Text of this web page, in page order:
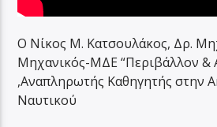
Ο Νίκος Μ. Κατσουλάκος, Δρ.
Μηχανικός-ΜΔΕ “Περιβάλλον &
,Αναπληρωτής Καθηγητής στην
Ναυτικού